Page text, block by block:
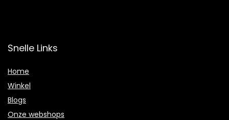
Snelle Links
Home
Winkel
Blogs
Onze webshops